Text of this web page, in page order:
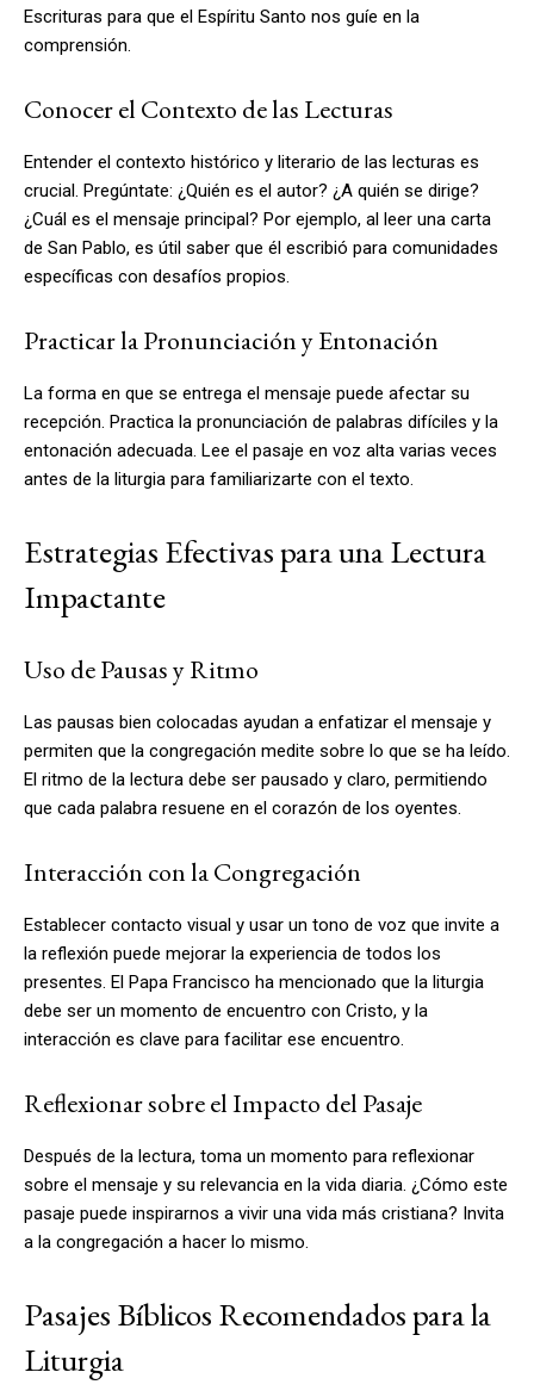
Escrituras para que el Espíritu Santo nos guíe en la
comprensión.
Conocer el Contexto de las Lecturas
Entender el contexto histórico y literario de las lecturas es
crucial. Pregúntate: ¿Quién es el autor? ¿A quién se dirige?
¿Cuál es el mensaje principal? Por ejemplo, al leer una carta
de San Pablo, es útil saber que él escribió para comunidades
específicas con desafíos propios.
Practicar la Pronunciación y Entonación
La forma en que se entrega el mensaje puede afectar su
recepción. Practica la pronunciación de palabras difíciles y la
entonación adecuada. Lee el pasaje en voz alta varias veces
antes de la liturgia para familiarizarte con el texto.
Estrategias Efectivas para una Lectura
Impactante
Uso de Pausas y Ritmo
Las pausas bien colocadas ayudan a enfatizar el mensaje y
permiten que la congregación medite sobre lo que se ha leído.
El ritmo de la lectura debe ser pausado y claro, permitiendo
que cada palabra resuene en el corazón de los oyentes.
Interacción con la Congregación
Establecer contacto visual y usar un tono de voz que invite a
la reflexión puede mejorar la experiencia de todos los
presentes. El Papa Francisco ha mencionado que la liturgia
debe ser un momento de encuentro con Cristo, y la
interacción es clave para facilitar ese encuentro.
Reflexionar sobre el Impacto del Pasaje
Después de la lectura, toma un momento para reflexionar
sobre el mensaje y su relevancia en la vida diaria. ¿Cómo este
pasaje puede inspirarnos a vivir una vida más cristiana? Invita
a la congregación a hacer lo mismo.
Pasajes Bíblicos Recomendados para la
Liturgia